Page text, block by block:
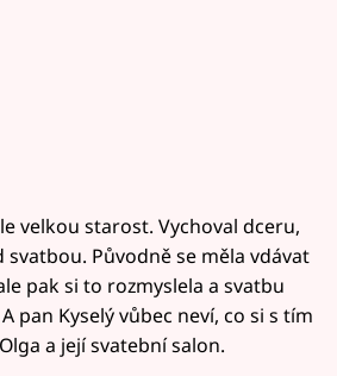
velkou starost. Vychoval dceru,
Původně se měla vdávat
pak si to rozmyslela a svatbu
pan Kyselý vůbec neví, co si s tím
a její svatební salon.